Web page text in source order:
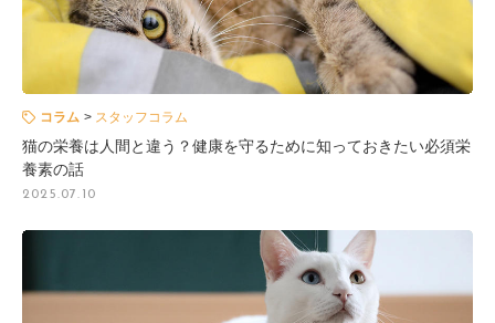
コラム スタッフコラム
猫の栄養は人間と違う？健康を守るために知っておきたい必須栄
養素の話
2025.07.10